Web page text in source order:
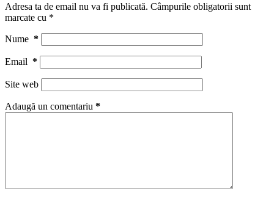
Adresa ta de email nu va fi publicată. Câmpurile obligatorii sunt
marcate cu *
Nume *
Email *
Site web
Adaugă un comentariu *